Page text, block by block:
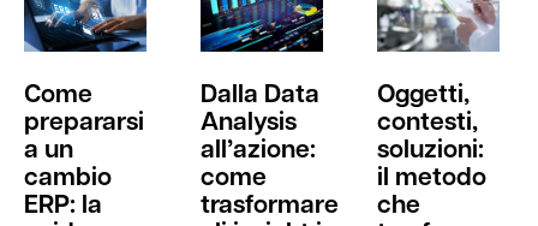
Come
prepararsi
a un
cambio
ERP: la
Dalla Data
Analysis
all’azione:
come
trasformare
Oggetti,
contesti,
soluzioni:
il metodo
che